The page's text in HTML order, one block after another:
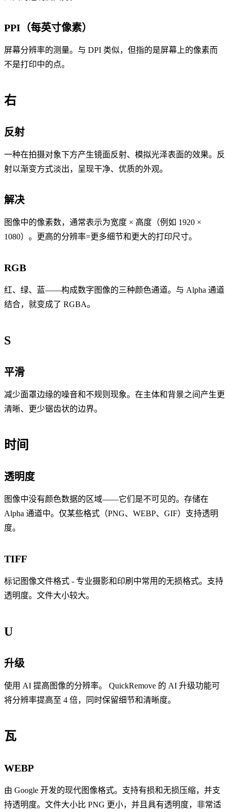
PPI（每英寸像素）
屏幕分辨率的测量。与 DPI 类似，但指的是屏幕上的像素而
不是打印中的点。
右
反射
一种在拍摄对象下方产生镜面反射、模拟光泽表面的效果。反
射以渐变方式淡出，呈现干净、优质的外观。
解决
图像中的像素数，通常表示为宽度 × 高度（例如 1920 ×
1080）。更高的分辨率=更多细节和更大的打印尺寸。
RGB
红、绿、蓝——构成数字图像的三种颜色通道。与 Alpha 通道
结合，就变成了 RGBA。
S
平滑
减少面罩边缘的噪音和不规则现象。在主体和背景之间产生更
清晰、更少锯齿状的边界。
时间
透明度
图像中没有颜色数据的区域——它们是不可见的。存储在
Alpha 通道中。仅某些格式（PNG、WEBP、GIF）支持透明
度。
TIFF
标记图像文件格式 - 专业摄影和印刷中常用的无损格式。支持
透明度。文件大小较大。
U
升级
使用 AI 提高图像的分辨率。 QuickRemove 的 AI 升级功能可
将分辨率提高至 4 倍，同时保留细节和清晰度。
瓦
WEBP
由 Google 开发的现代图像格式。支持有损和无损压缩，并支
持透明度。文件大小比 PNG 更小，并且具有透明度，非常适